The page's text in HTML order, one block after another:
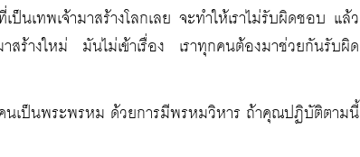
นเทพเจ้ามาสร้างโลกเลย จะทำให้เราไม่รับผิดชอบ แล้ว
ร้างใหม่ มันไม่เข้าเรื่อง เราทุกคนต้องมาช่วยกันรับผิด
นเป็นพระพรหม ด้วยการมีพรหมวิหาร ถ้าคุณปฏิบัติตามนี้